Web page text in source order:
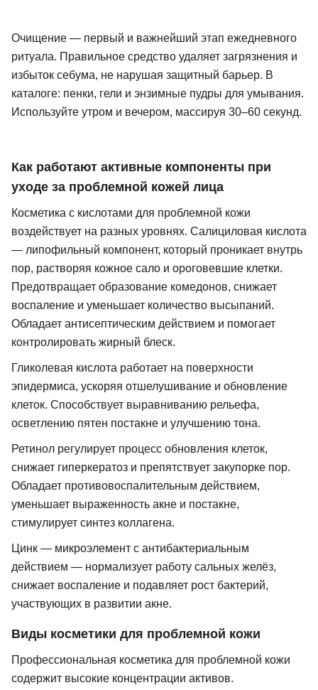
Очищение — первый и важнейший этап ежедневного
ритуала. Правильное средство удаляет загрязнения и
избыток себума, не нарушая защитный барьер. В
каталоге: пенки, гели и энзимные пудры для умывания.
Используйте утром и вечером, массируя 30–60 секунд.
Как работают активные компоненты при
уходе за проблемной кожей лица
Косметика с кислотами для проблемной кожи
воздействует на разных уровнях. Салициловая кислота
— липофильный компонент, который проникает внутрь
пор, растворяя кожное сало и ороговевшие клетки.
Предотвращает образование комедонов, снижает
воспаление и уменьшает количество высыпаний.
Обладает антисептическим действием и помогает
контролировать жирный блеск.
Гликолевая кислота работает на поверхности
эпидермиса, ускоряя отшелушивание и обновление
клеток. Способствует выравниванию рельефа,
осветлению пятен постакне и улучшению тона.
Ретинол регулирует процесс обновления клеток,
снижает гиперкератоз и препятствует закупорке пор.
Обладает противовоспалительным действием,
уменьшает выраженность акне и постакне,
стимулирует синтез коллагена.
Цинк — микроэлемент с антибактериальным
действием — нормализует работу сальных желёз,
снижает воспаление и подавляет рост бактерий,
участвующих в развитии акне.
Виды косметики для проблемной кожи
Профессиональная косметика для проблемной кожи
содержит высокие концентрации активов.